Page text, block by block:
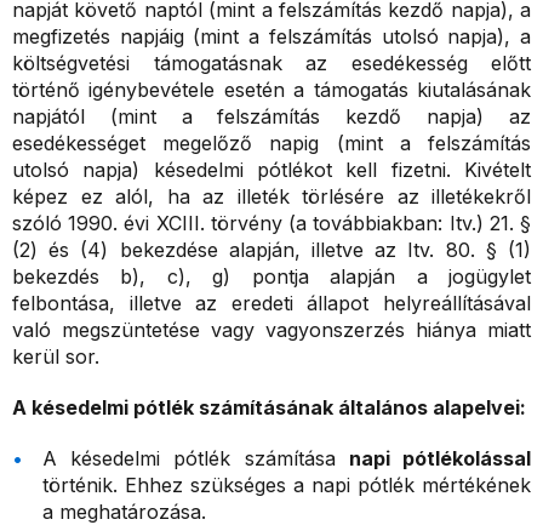
napját követő naptól (mint a felszámítás kezdő napja), a
megfizetés napjáig (mint a felszámítás utolsó napja), a
költségvetési támogatásnak az esedékesség előtt
történő igénybevétele esetén a támogatás kiutalásának
napjától (mint a felszámítás kezdő napja) az
esedékességet megelőző napig (mint a felszámítás
utolsó napja) késedelmi pótlékot kell fizetni. Kivételt
képez ez alól, ha az illeték törlésére az illetékekről
szóló 1990. évi XCIII. törvény (a továbbiakban: Itv.) 21. §
(2) és (4) bekezdése alapján, illetve az Itv. 80. § (1)
bekezdés b), c), g) pontja alapján a jogügylet
felbontása, illetve az eredeti állapot helyreállításával
való megszüntetése vagy vagyonszerzés hiánya miatt
kerül sor.
A késedelmi pótlék számításának általános alapelvei:
A késedelmi pótlék számítása napi pótlékolással
történik. Ehhez szükséges a napi pótlék mértékének
a meghatározása.